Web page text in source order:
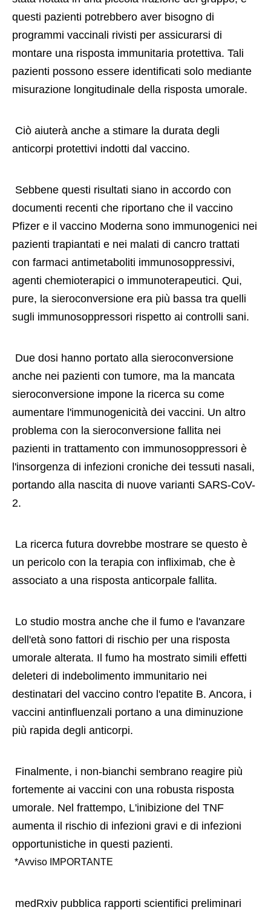
questi pazienti potrebbero aver bisogno di
programmi vaccinali rivisti per assicurarsi di
montare una risposta immunitaria protettiva. Tali
pazienti possono essere identificati solo mediante
misurazione longitudinale della risposta umorale.
anticorpi protettivi indotti dal vaccino.
documenti recenti che riportano che il vaccino
Pfizer e il vaccino Moderna sono immunogenici nei
pazienti trapiantati e nei malati di cancro trattati
con farmaci antimetaboliti immunosoppressivi,
agenti chemioterapici o immunoterapeutici. Qui,
pure, la sieroconversione era più bassa tra quelli
sugli immunosoppressori rispetto ai controlli sani.
anche nei pazienti con tumore, ma la mancata
sieroconversione impone la ricerca su come
aumentare l'immunogenicità dei vaccini. Un altro
problema con la sieroconversione fallita nei
pazienti in trattamento con immunosoppressori è
l'insorgenza di infezioni croniche dei tessuti nasali,
portando alla nascita di nuove varianti SARS-CoV-
2.
un pericolo con la terapia con infliximab, che è
associato a una risposta anticorpale fallita.
dell'età sono fattori di rischio per una risposta
umorale alterata. Il fumo ha mostrato simili effetti
deleteri di indebolimento immunitario nei
destinatari del vaccino contro l'epatite B. Ancora, i
vaccini antinfluenzali portano a una diminuzione
più rapida degli anticorpi.
fortemente ai vaccini con una robusta risposta
umorale. Nel frattempo, L'inibizione del TNF
aumenta il rischio di infezioni gravi e di infezioni
opportunistiche in questi pazienti.
*Avviso IMPORTANTE